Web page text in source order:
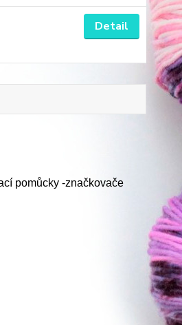
Detail
pomůcky -značkovače